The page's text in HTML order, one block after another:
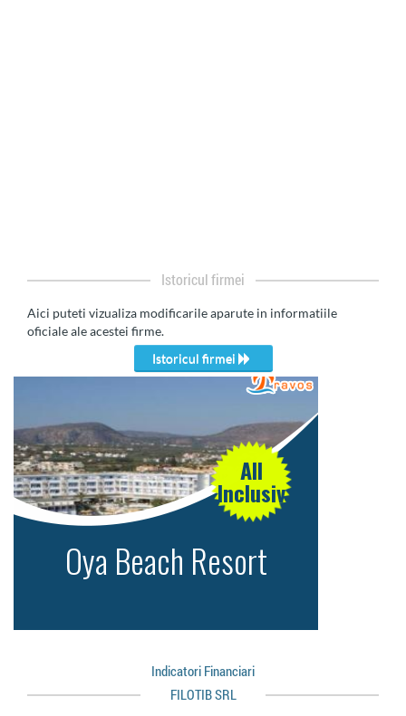
Istoricul firmei
Aici puteti vizualiza modificarile aparute in informatiile
oficiale ale acestei firme.
Istoricul firmei
Indicatori Financiari
FILOTIB SRL